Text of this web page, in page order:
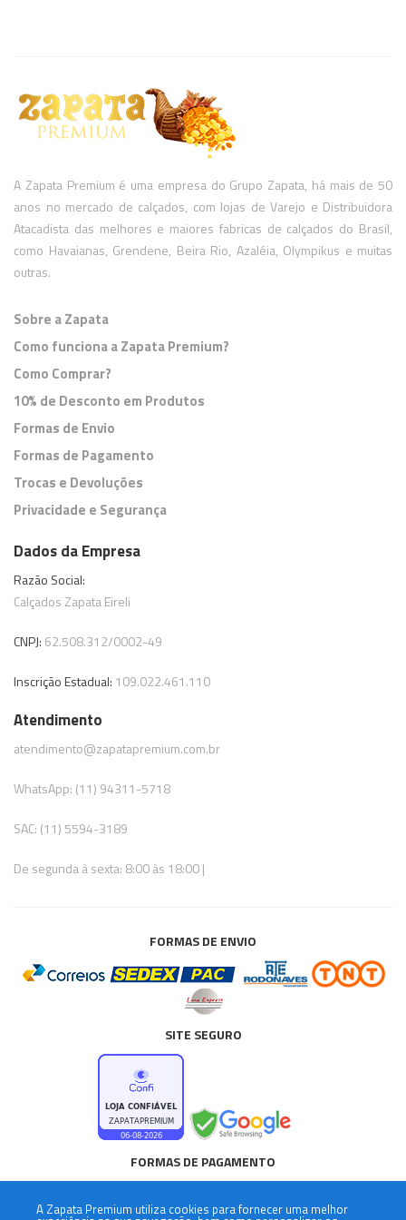
A Zapata Premium é uma empresa do Grupo Zapata, há mais de 50
anos no mercado de calçados, com lojas de Varejo e Distribuidora
Atacadista das melhores e maiores fabricas de calçados do Brasil,
como Havaianas, Grendene, Beira Rio, Azaléia, Olympikus e muitas
outras.
Sobre a Zapata
Como funciona a Zapata Premium?
Como Comprar?
10% de Desconto em Produtos
Formas de Envio
Formas de Pagamento
Trocas e Devoluções
Privacidade e Segurança
Dados da Empresa
Razão Social:
Calçados Zapata Eireli
CNPJ: 62.508.312/0002-49
Inscrição Estadual: 109.022.461.110
Atendimento
atendimento@zapatapremium.com.br
WhatsApp: (11) 94311-5718
SAC: (11) 5594-3189
De segunda à sexta: 8:00 às 18:00 |
FORMAS DE ENVIO
SITE SEGURO
FORMAS DE PAGAMENTO
A Zapata Premium utiliza cookies para fornecer uma melhor